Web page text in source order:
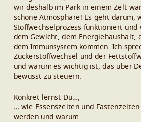
wir deshalb im Park in einem Zelt
schöne Atmosphäre! Es geht darum,
Stoffwechselprozess funktioniert und
dem Gewicht, dem Energiehaushalt,
dem Immunsystem kommen. Ich
Zuckerstoffwechsel und der
und warum es wichtig ist, das über
bewusst zu steuern.
Konkret lernst Du…,
… wie Essenszeiten und
werden und warum.